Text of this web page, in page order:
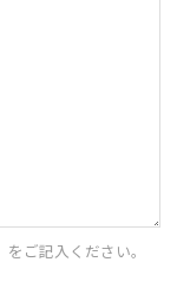
をご記入ください。